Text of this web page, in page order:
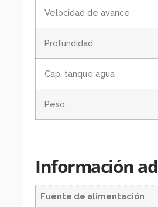
Velocidad de avance
Profundidad
Cap. tanque agua
Peso
Información
Fuente de alimentación